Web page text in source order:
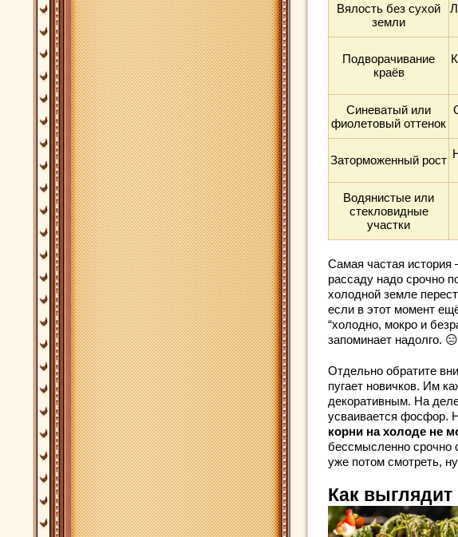
Вялость без сухой
земли
Подворачивание
краёв
Синеватый или
фиолетовый оттенок
Заторможенный рост
Водянистые или
стекловидные
участки
Самая частая история
рассаду надо срочно
холодной земле
если в этот момент
“холодно, мокро и
запоминает надолго. 😑
Отдельно обратите
пугает новичков. Им
декоративным. На
усваивается фосфор.
корни на холоде не
бессмысленно срочно
уже потом смотреть,
Как выглядит